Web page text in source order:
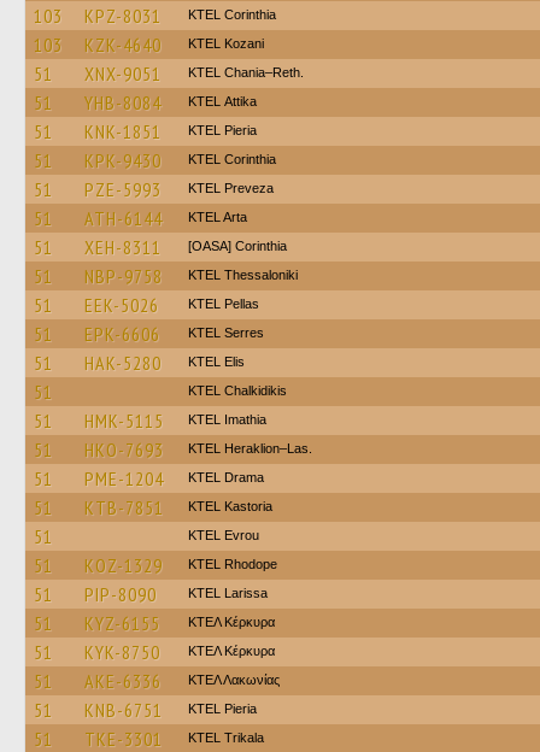
103 KPZ-8031 KTEL Corinthia
103 KZK-4640 ΚΤΕL Kozani
51 XNX-9051 KTEL Chania–Reth.
51 YHB-8084 KΤΕL Αttika
51 KNK-1851 KTEL Pieria
51 KPK-9430 KTEL Corinthia
51 PZE-5993 KTEL Preveza
51 ATH-6144 KTEL Arta
51 XEH-8311 [OASA] Corinthia
51 NBP-9758 KTEL Thessaloniki
51 EEK-5026 KTEL Pellas
51 EPK-6606 KTEL Serres
51 HAK-5280 KTEL Elis
51 ΚΤΕL Chalkidikis
51 HMK-5115 KTEL Imathia
51 HKO-7693 KTEL Heraklion–Las.
51 PME-1204 KTEL Drama
51 KTB-7851 KTEL Kastoria
51 KTEL Evrou
51 KOZ-1329 KTEL Rhodope
51 PIP-8090 KTEL Larissa
51 KYZ-6155 ΚΤΕΛ Κέρκυρα
51 KYK-8750 ΚΤΕΛ Κέρκυρα
51 AKE-6336 ΚΤΕΛ Λακωνίας
51 KNB-6751 KTEL Pieria
51 TKE-3301 ΚΤΕL Τrikala